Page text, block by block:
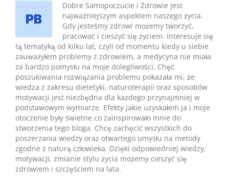
Dobre Samopoczucie i Zdrowie jest
najważniejszym aspektem naszego życia.
Gdy jesteśmy zdrowi możemy tworzyć,
pracować i cieszyć się życiem. Interesuje się
tą tematyką od kilku lat, czyli od momentu kiedy u siebie
zauważyłem problemy z zdrowiem, a medycyna nie miała
za bardzo pomysłu na moje dolegliwości. Chęć
poszukiwania rozwiązania problemu pokazała mi, że
wiedza z zakresu dietetyki, naturoterapii oraz sposobów
motywacji jest niezbędna dla każdego przynajmniej w
podstawowym wymiarze. Efekty jakie uzyskałem ja i moje
otoczenie były świetne co zainspirowało mnie do
stworzenia tego bloga. Chcę zachęcić wszystkich do
poszerzania wiedzy oraz otwartego umysłu na metody
zgodne z naturą człowieka. Dzięki odpowiedniej wiedzy,
motywacji, zmianie stylu życia możemy cieszyć się
zdrowiem i szczęściem na lata.